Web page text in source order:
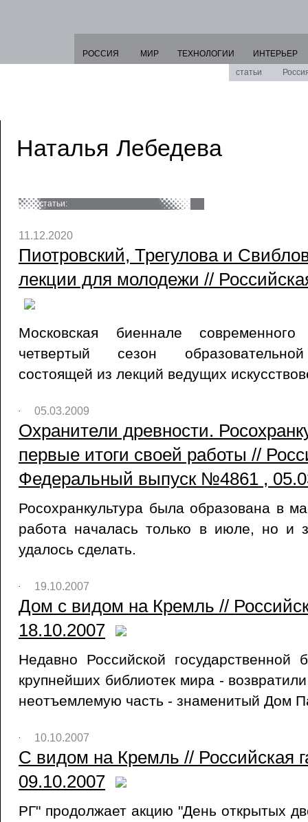
РОССИЯ МИР ТЕХНОЛОГИИ
ИНТЕРЬЕР
статьи
Наталья Лебедева
статьи:
11.12.2020
Пиотровский, Трегулова и
лекции для молодежи //
Московская биеннале современного
четвертый сезон
состоящей из лекций ведущих
05.03.2009
Охранители древности.
первые итоги своей работы //
Федеральный выпуск №4861 ,
Росохранкультура была образована в
работа началась только в июле, но и
удалось сделать.
19.10.2007
Дом с видом на Кремль //
18.10.2007
Недавно Российской государственной
крупнейших библиотек мира -
неотъемлемую часть - знаменитый Дом
10.10.2007
С видом на Кремль // Российская
09.10.2007
РГ" продолжает акцию "День открытых